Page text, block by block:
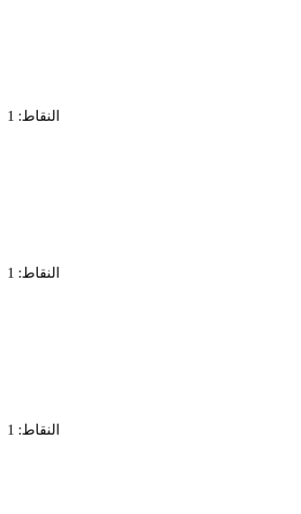
النقاط: 1
النقاط: 1
النقاط: 1